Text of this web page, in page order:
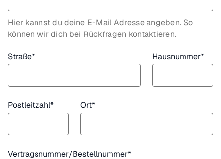
Hier kannst du deine E-Mail Adresse angeben. So
können wir dich bei Rückfragen kontaktieren.
Straße* Hausnummer*
Postleitzahl* Ort*
Vertragsnummer/Bestellnummer*